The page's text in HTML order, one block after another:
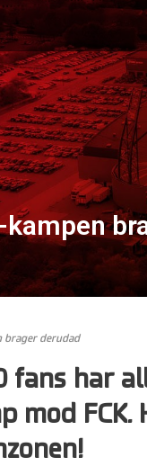
brager derudad
fans har
mod